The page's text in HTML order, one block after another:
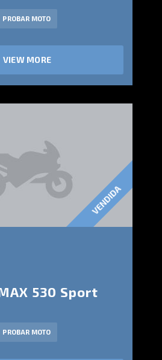
PROBAR MOTO
VIEW MORE
VENDIDA
530 Sport
PROBAR MOTO